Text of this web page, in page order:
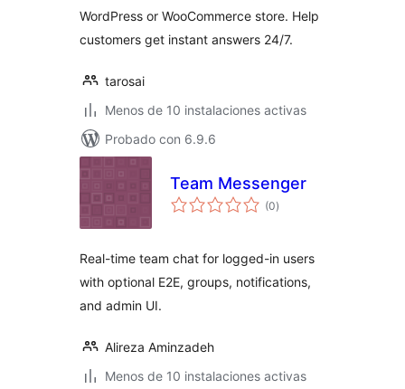
WordPress or WooCommerce store. Help
customers get instant answers 24/7.
tarosai
Menos de 10 instalaciones activas
Probado con 6.9.6
Team Messenger
(0total
de
)
Real-time team chat for logged-in users
with optional E2E, groups, notifications,
and admin UI.
Alireza Aminzadeh
Menos de 10 instalaciones activas